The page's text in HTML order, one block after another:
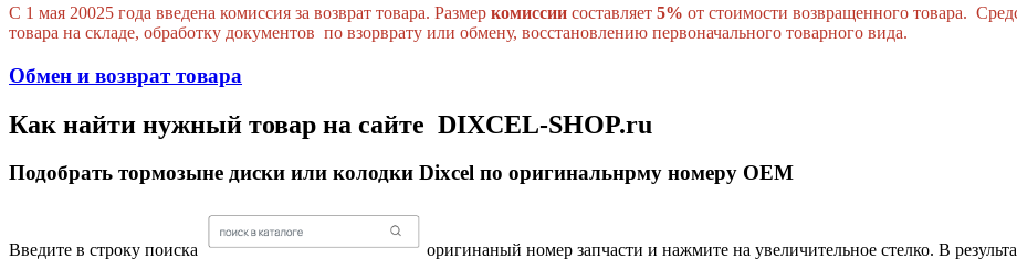
C 1 мая 20025 года введена комиссия за возврат товара. Размер комиссии составляет 5% от стоимости возвращенного товара.
товара на складе, обработку документов по взорврату или обмену, восстановлению первоначального товарного вида.
Обмен и возврат товара
Как найти нужный товар на сайте DIXCEL-SHOP.ru
Подобрать тормозыне диски или колодки Dixcel по оригинальнрму номеру ОЕМ
Введите в строку поиска оригинаный номер запчасти и нажмите на увеличительное стелко. В